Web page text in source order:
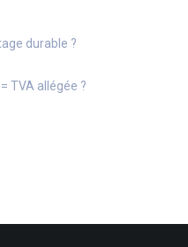
durable ?
TVA allégée ?